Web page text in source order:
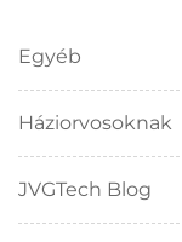
Egyéb
Háziorvosoknak
JVGTech Blog